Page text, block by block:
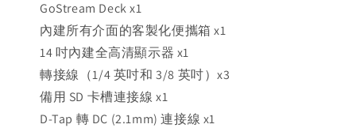
GoStream Deck x1
內建所有介面的客製化便攜箱 x1
14 吋內建全高清顯示器 x1
轉接線（1/4 英吋和 3/8 英吋）x3
備用 SD 卡槽連接線 x1
D-Tap 轉 DC (2.1mm) 連接線 x1